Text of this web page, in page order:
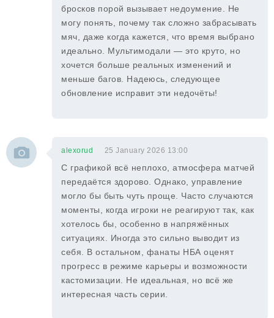
бросков порой вызывает недоумение. Не
могу понять, почему так сложно забрасывать
мяч, даже когда кажется, что время выбрано
идеально. Мультимодали — это круто, но
хочется больше реальных изменений и
меньше багов. Надеюсь, следующее
обновление исправит эти недочёты!
alexorud 25 January 2026 13:00
С графикой всё неплохо, атмосфера матчей
передаётся здорово. Однако, управление
могло бы быть чуть проще. Часто случаются
моменты, когда игроки не реагируют так, как
хотелось бы, особенно в напряжённых
ситуациях. Иногда это сильно выводит из
себя. В остальном, фанаты НБА оценят
прогресс в режиме карьеры и возможности
кастомизации. Не идеальная, но всё же
интересная часть серии.